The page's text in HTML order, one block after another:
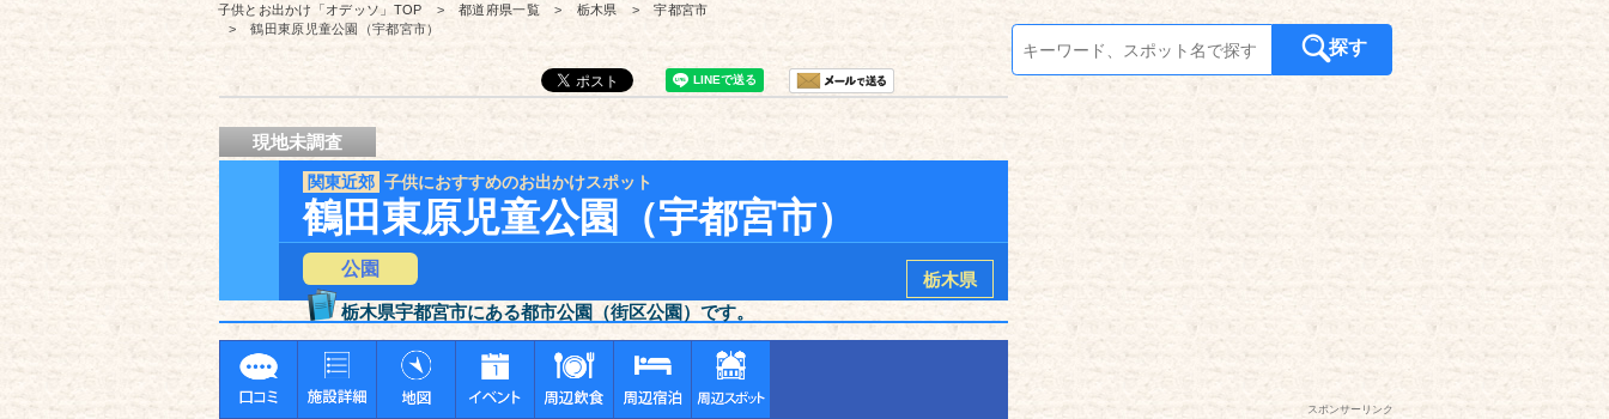
子供とお出かけ「オデッソ」 TOP 都道府県一覧 栃木県
宇都宮市
鶴田東原児童公園（宇都宮市）
探す
現地未調査
関東近郊 子供におすすめのお出かけスポット
鶴田東原児童公園（宇都宮市）
公園
栃木県
栃木県宇都宮市にある都市公園（街区公園）です。
スポンサーリンク